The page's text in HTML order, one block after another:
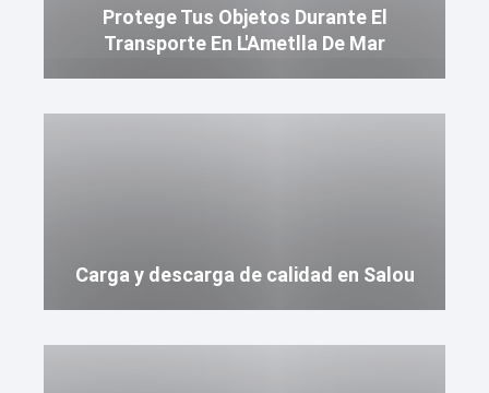
Protege Tus Objetos Durante El
Transporte En L'Ametlla De Mar
Carga y descarga de calidad en Salou